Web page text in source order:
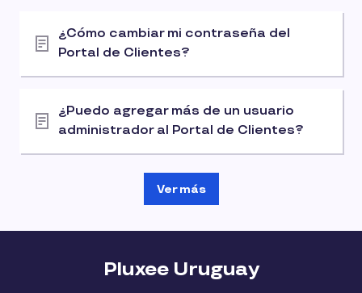
¿Cómo cambiar mi contraseña del
Portal de Clientes?
¿Puedo agregar más de un usuario
administrador al Portal de Clientes?
Ver más
Pluxee Uruguay